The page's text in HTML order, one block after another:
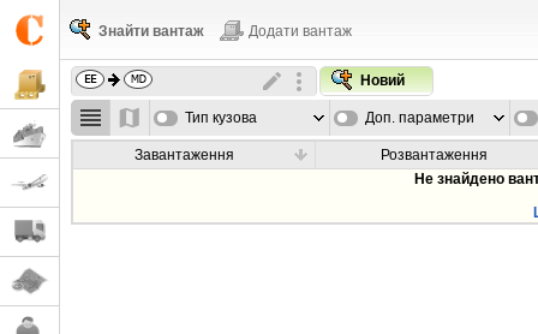
Знайти вантаж Додати вантаж
Новий
Тип кузова Доп. параметри
Завантаження
Розвантаження
Не знайдено